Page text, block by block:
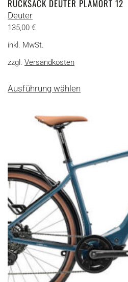
RUCKSACK DEUTER PLAMORT 12
Deuter
135,00 €
inkl. MwSt.
zzgl. Versandkosten
Ausführung wählenProdukt
mehrere
Optionen
auf
der
Produktseite
gewählt
werden